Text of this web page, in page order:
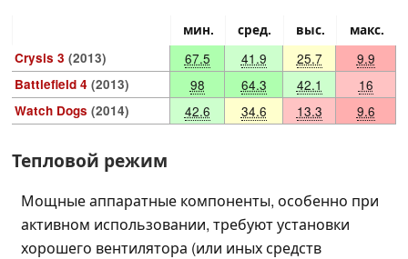
мин. сред. выс.
макс.
Crysis 3 (2013) 67.5 41.9 25.7 9.9
Battlefield 4 (2013) 98 64.3 42.1 16
Watch Dogs (2014) 42.6 34.6 13.3 9.6
Тепловой режим
Мощные аппаратные компоненты, особенно при
активном использовании, требуют установки
хорошего вентилятора (или иных средств